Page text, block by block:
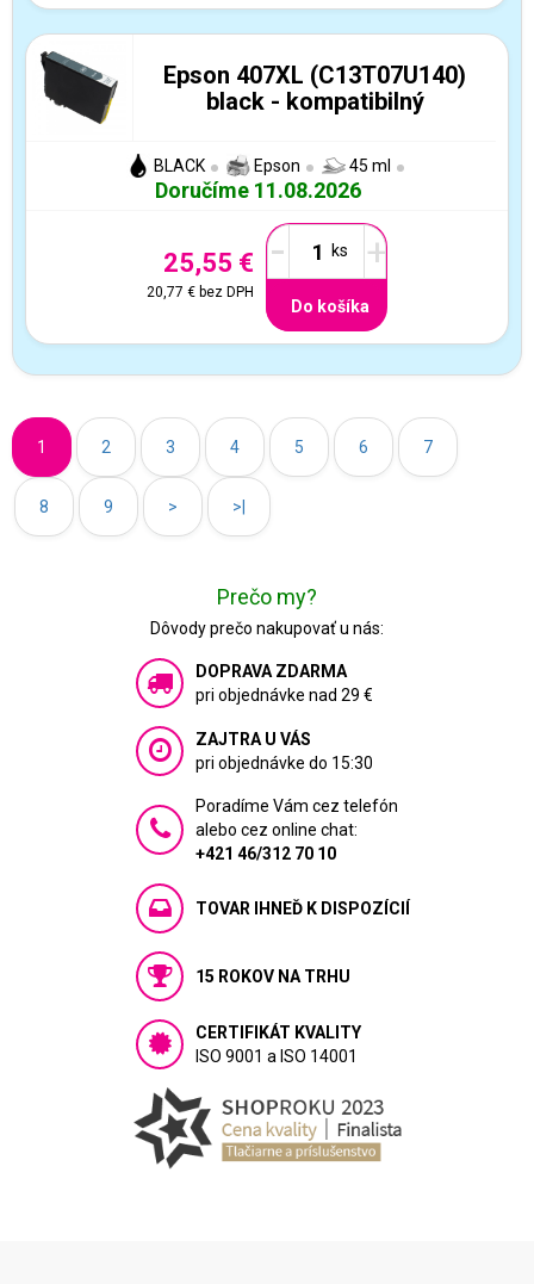
Epson 407XL (C13T07U140)
black - kompatibilný
BLACK Epson 45 ml
Doručíme 11.08.2026
25,55 €
20,77 € bez DPH
- +
Do košíka
1 2 3 4 5 6 7
8 9 > >|
Prečo my?
Dôvody prečo nakupovať u nás:
DOPRAVA ZDARMA
pri objednávke nad 29 €
ZAJTRA U VÁS
pri objednávke do 15:30
Poradíme Vám cez telefón
alebo cez online chat:
+421 46/312 70 10
TOVAR IHNEĎ K DISPOZÍCIÍ
15 ROKOV NA TRHU
CERTIFIKÁT KVALITY
ISO 9001 a ISO 14001